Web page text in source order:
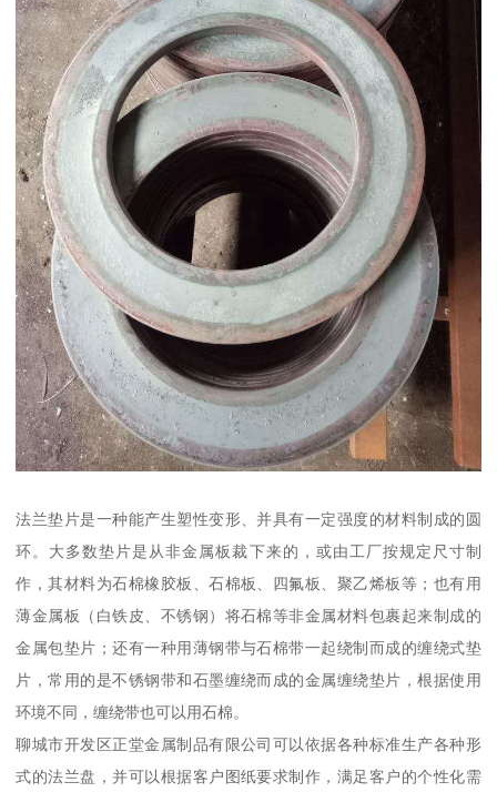
法兰垫片是一种能产生塑性变形、并具有一定强度的材料制成的圆
环。大多数垫片是从非金属板裁下来的，或由工厂按规定尺寸制
作，其材料为石棉橡胶板、石棉板、四氟板、聚乙烯板等；也有用
薄金属板（白铁皮、不锈钢）将石棉等非金属材料包裹起来制成的
金属包垫片；还有一种用薄钢带与石棉带一起绕制而成的缠绕式垫
片，常用的是不锈钢带和石墨缠绕而成的金属缠绕垫片，根据使用
环境不同，缠绕带也可以用石棉。
聊城市开发区正堂金属制品有限公司可以依据各种标准生产各种形
式的法兰盘，并可以根据客户图纸要求制作，满足客户的个性化需